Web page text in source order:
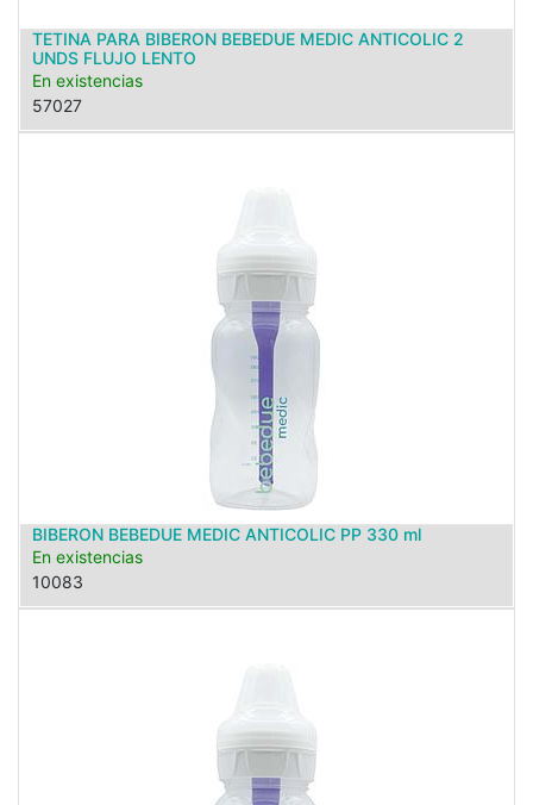
TETINA PARA BIBERON BEBEDUE MEDIC ANTICOLIC 2
UNDS FLUJO LENTO
En existencias
57027
BIBERON BEBEDUE MEDIC ANTICOLIC PP 330 ml
En existencias
10083